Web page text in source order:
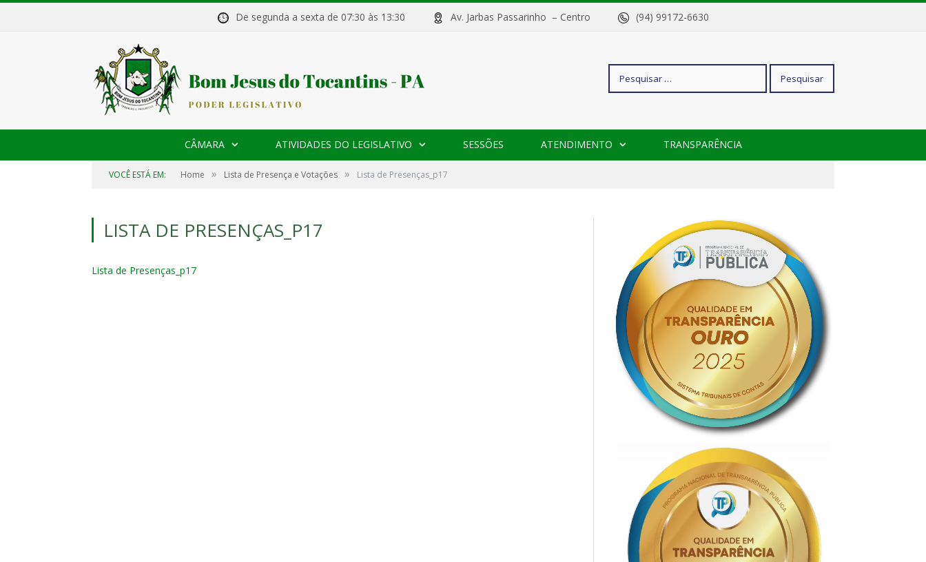
De segunda a sexta de 07:30 às 13:30 Av. Jarbas Passarinho – Centro (94) 99172-6630
Pesquisar
CÂMARA ATIVIDADES DO LEGISLATIVO SESSÕES ATENDIMENTO TRANSPARÊNCIA
VOCÊ ESTÁ EM: Home » Lista de Presença e Votações » Lista de Presenças_p17
LISTA DE PRESENÇAS_P17
Lista de Presenças_p17